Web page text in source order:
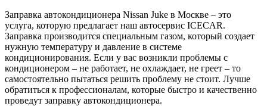
Заправка автокондиционера Nissan Juke в Москве – это
услуга, которую предлагает наш автосервис ICECAR.
Заправка производится специальным газом, который создает
нужную температуру и давление в системе
кондиционирования. Если у вас возникли проблемы с
кондиционером – не работает, не охлаждает, не греет – то
самостоятельно пытаться решить проблему не стоит. Лучше
обратиться к профессионалам, которые быстро и качественно
проведут заправку автокондиционера.